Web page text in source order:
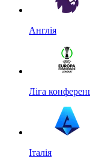
Англія
Ліга
Італія